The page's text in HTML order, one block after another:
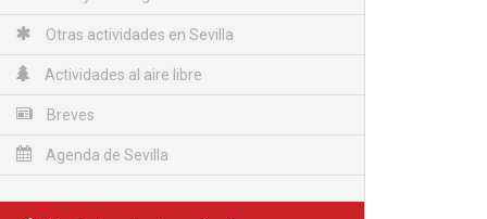
Otras actividades en Sevilla
Actividades al aire libre
Breves
Agenda de Sevilla